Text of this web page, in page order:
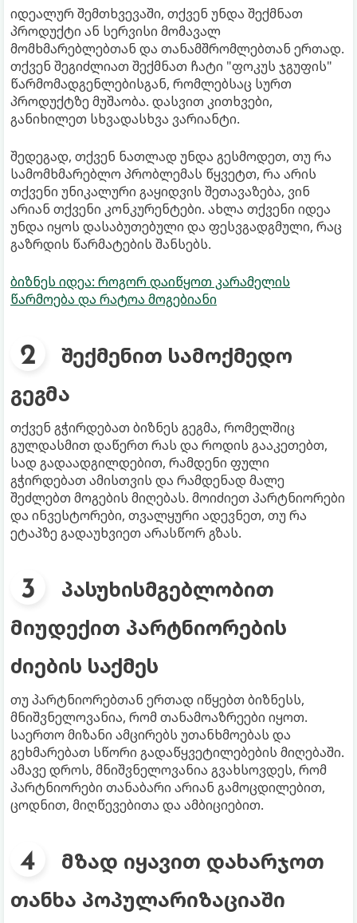
იდეალურ შემთხვევაში, თქვენ უნდა შექმნათ
პროდუქტი ან სერვისი მომავალ
მომხმარებლებთან და თანამშრომლებთან ერთად.
თქვენ შეგიძლიათ შექმნათ ჩატი "ფოკუს ჯგუფის"
წარმომადგენლებისგან, რომლებსაც სურთ
პროდუქტზე მუშაობა. დასვით კითხვები,
განიხილეთ სხვადასხვა ვარიანტი.
შედეგად, თქვენ ნათლად უნდა გესმოდეთ, თუ რა
სამომხმარებლო პრობლემას წყვეტთ, რა არის
თქვენი უნიკალური გაყიდვის შეთავაზება, ვინ
არიან თქვენი კონკურენტები. ახლა თქვენი იდეა
უნდა იყოს დასაბუთებული და ფესვგადგმული, რაც
გაზრდის წარმატების შანსებს.
ბიზნეს იდეა: როგორ დაიწყოთ კარამელის
წარმოება და რატოა მოგებიანი
შექმენით სამოქმედო
გეგმა
თქვენ გჭირდებათ ბიზნეს გეგმა, რომელშიც
გულდასმით დაწერთ რას და როდის გააკეთებთ,
სად გადაადგილდებით, რამდენი ფული
გჭირდებათ ამისთვის და რამდენად მალე
შეძლებთ მოგების მიღებას. მოიძიეთ პარტნიორები
და ინვესტორები, თვალყური ადევნეთ, თუ რა
ეტაპზე გადაუხვიეთ არასწორ გზას.
პასუხისმგებლობით
მიუდექით პარტნიორების
ძიების საქმეს
თუ პარტნიორებთან ერთად იწყებთ ბიზნესს,
მნიშვნელოვანია, რომ თანამოაზრეები იყოთ.
საერთო მიზანი ამცირებს უთანხმოებას და
გეხმარებათ სწორი გადაწყვეტილებების მიღებაში.
ამავე დროს, მნიშვნელოვანია გვახსოვდეს, რომ
პარტნიორები თანაბარი არიან გამოცდილებით,
ცოდნით, მიღწევებითა და ამბიციებით.
მზად იყავით დახარჯოთ
თანხა პოპულარიზაციაში